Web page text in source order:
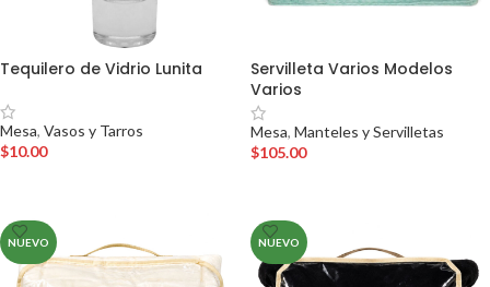
Tequilero de Vidrio Lunita
Mesa, Vasos y Tarros
$10.00
Servilleta Varios Modelos
Varios
Mesa, Manteles y Servilletas
$105.00
NUEVO NUEVO